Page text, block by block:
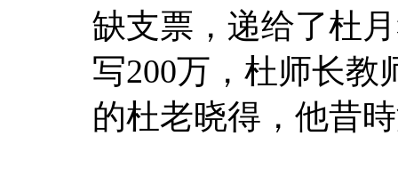
缺支票，递给了杜
写200万，杜师长教
的杜老晓得，他昔